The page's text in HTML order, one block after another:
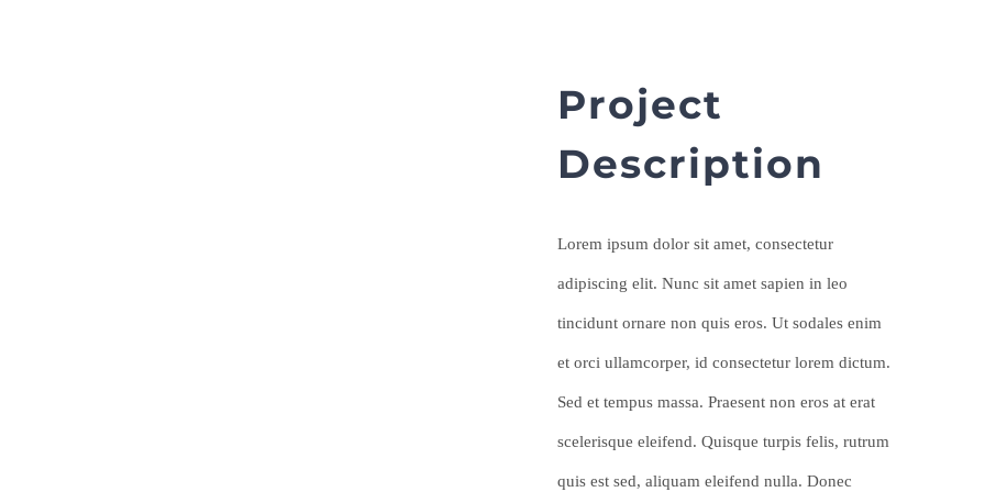
Project
Description
Lorem ipsum dolor sit amet, consectetur
adipiscing elit. Nunc sit amet sapien in leo
tincidunt ornare non quis eros. Ut sodales enim
et orci ullamcorper, id consectetur lorem dictum.
Sed et tempus massa. Praesent non eros at erat
scelerisque eleifend. Quisque turpis felis, rutrum
quis est sed, aliquam eleifend nulla. Donec